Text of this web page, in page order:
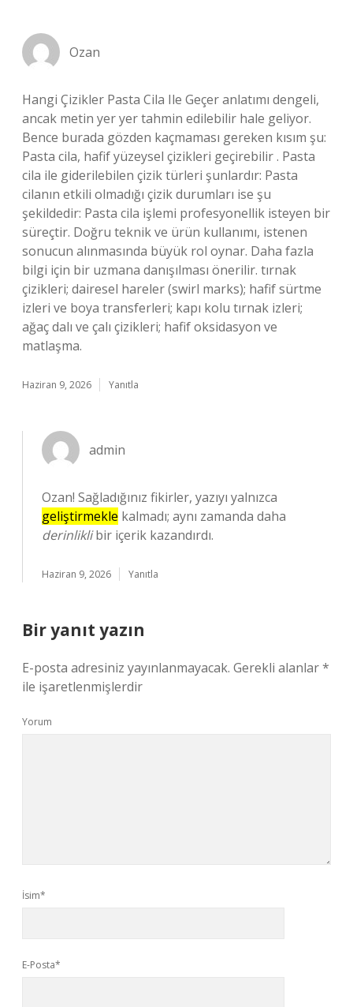
Ozan
Hangi Çizikler Pasta Cila Ile Geçer anlatımı dengeli,
ancak metin yer yer tahmin edilebilir hale geliyor.
Bence burada gözden kaçmaması gereken kısım şu:
Pasta cila, hafif yüzeysel çizikleri geçirebilir . Pasta
cila ile giderilebilen çizik türleri şunlardır: Pasta
cilanın etkili olmadığı çizik durumları ise şu
şekildedir: Pasta cila işlemi profesyonellik isteyen bir
süreçtir. Doğru teknik ve ürün kullanımı, istenen
sonucun alınmasında büyük rol oynar. Daha fazla
bilgi için bir uzmana danışılması önerilir. tırnak
çizikleri; dairesel hareler (swirl marks); hafif sürtme
izleri ve boya transferleri; kapı kolu tırnak izleri;
ağaç dalı ve çalı çizikleri; hafif oksidasyon ve
matlaşma.
Haziran 9, 2026 Yanıtla
admin
Ozan! Sağladığınız fikirler, yazıyı yalnızca
geliştirmekle kalmadı; aynı zamanda daha
derinliklibir içerik kazandırdı.
Haziran 9, 2026 Yanıtla
Bir yanıt yazın
E-posta adresiniz yayınlanmayacak. Gerekli alanlar*
ile işaretlenmişlerdir
Yorum
İsim*
E-Posta*